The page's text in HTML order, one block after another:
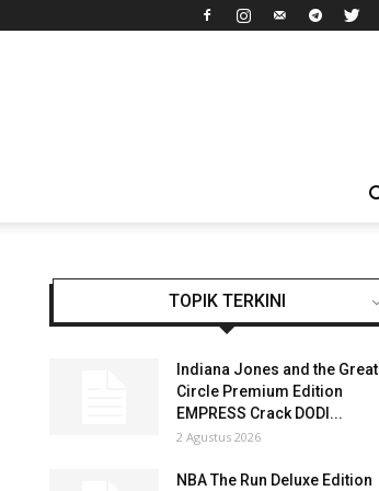
TOPIK TERKINI
Indiana Jones and the Great
Circle Premium Edition
EMPRESS Crack DODI...
2 Agustus 2026
NBA The Run Deluxe Edition